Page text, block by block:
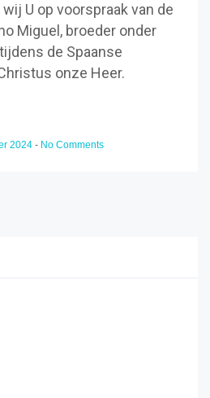
U op voorspraak van de
Miguel, broeder onder
de Spaanse
onze Heer.
2024 - No Comments